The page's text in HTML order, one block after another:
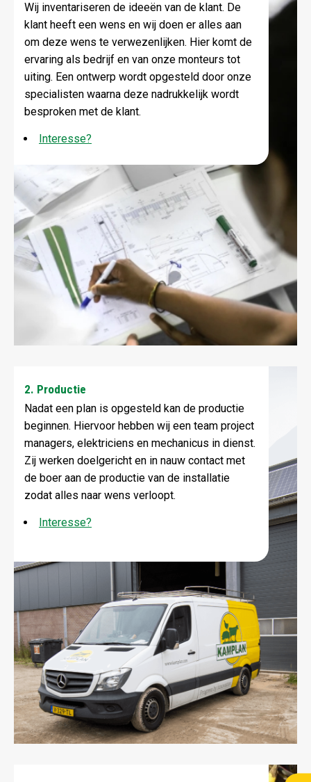
Wij inventariseren de ideeën van de klant. De
klant heeft een wens en wij doen er alles aan
om deze wens te verwezenlijken. Hier komt de
ervaring als bedrijf en van onze monteurs tot
uiting. Een ontwerp wordt opgesteld door onze
specialisten waarna deze nadrukkelijk wordt
besproken met de klant.
Interesse?
2. Productie
Nadat een plan is opgesteld kan de productie
beginnen. Hiervoor hebben wij een team project
managers, elektriciens en mechanicus in dienst.
Zij werken doelgericht en in nauw contact met
de boer aan de productie van de installatie
zodat alles naar wens verloopt.
Interesse?